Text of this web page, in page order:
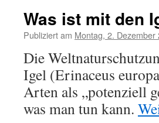
Was ist mit den
Publiziert am Montag, 2. Dezember
Die
Igel (Erinaceus
Arten als „potenziell
was man tun kann.